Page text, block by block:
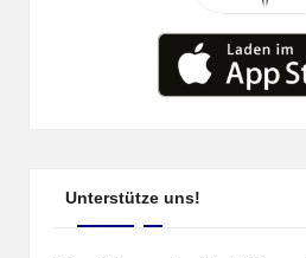
Unterstütze uns!